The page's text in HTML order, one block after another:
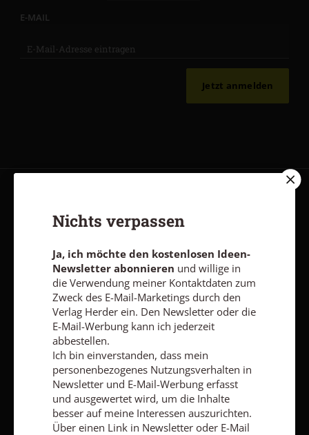
E-MAIL
Jetzt anmelden
Impressum
Vertrag widerrufen Abo online kündigen
Nichts verpassen
Ja, ich möchte den kostenlosen Ideen-
Newsletter abonnieren und willige in
die Verwendung meiner Kontaktdaten zum
Zweck des E-Mail-Marketings durch den
Verlag Herder ein. Den Newsletter oder die
E-Mail-Werbung kann ich jederzeit
abbestellen.
Ich bin einverstanden, dass mein
personenbezogenes Nutzungsverhalten in
Newsletter und E-Mail-Werbung erfasst
und ausgewertet wird, um die Inhalte
besser auf meine Interessen auszurichten.
Über einen Link in Newsletter oder E-Mail